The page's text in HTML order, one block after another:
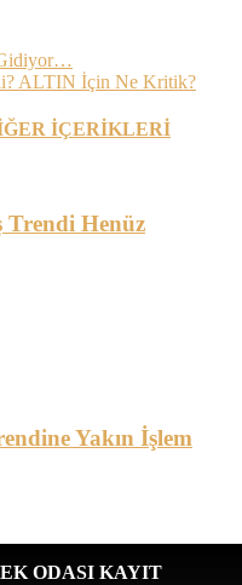
ALTIN İçin Ne Kritik?
İÇERİKLERİ
Trendi Henüz
Yakın İşlem
ODASI KAYIT